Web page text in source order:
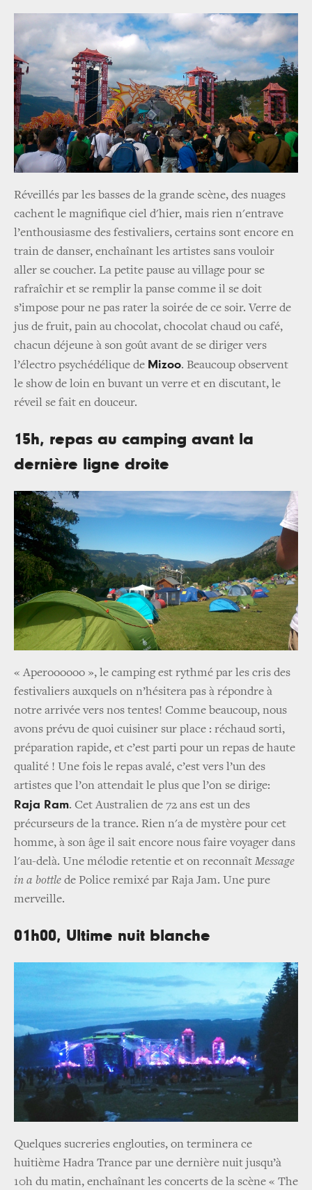
Réveillés par les basses de la grande scène, des nuages
cachent le magnifique ciel d'hier, mais rien n'entrave
l’enthousiasme des festivaliers, certains sont encore en
train de danser, enchaînant les artistes sans vouloir
aller se coucher. La petite pause au village pour se
rafraîchir et se remplir la panse comme il se doit
s’impose pour ne pas rater la soirée de ce soir. Verre de
jus de fruit, pain au chocolat, chocolat chaud ou café,
chacun déjeune à son goût avant de se diriger vers
l’électro psychédélique de Mizoo. Beaucoup observent
le show de loin en buvant un verre et en discutant, le
réveil se fait en douceur.
15h, repas au camping avant la
dernière ligne droite
« Aperoooooo », le camping est rythmé par les cris des
festivaliers auxquels on n’hésitera pas à répondre à
notre arrivée vers nos tentes! Comme beaucoup, nous
avons prévu de quoi cuisiner sur place : réchaud sorti,
préparation rapide, et c’est parti pour un repas de haute
qualité ! Une fois le repas avalé, c’est vers l’un des
artistes que l’on attendait le plus que l’on se dirige:
Raja Ram. Cet Australien de 72 ans est un des
précurseurs de la trance. Rien n'a de mystère pour cet
homme, à son âge il sait encore nous faire voyager dans
l'au-delà. Une mélodie retentie et on reconnaît Message
in a bottle de Police remixé par Raja Jam. Une pure
merveille.
01h00, Ultime nuit blanche
Quelques sucreries englouties, on terminera ce
huitième Hadra Trance par une dernière nuit jusqu’à
10h du matin, enchaînant les concerts de la scène « The